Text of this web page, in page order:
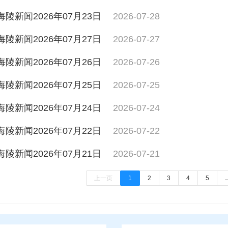
陵新闻2026年07月23日 2026-07-28
陵新闻2026年07月27日 2026-07-27
陵新闻2026年07月26日 2026-07-26
陵新闻2026年07月25日 2026-07-25
陵新闻2026年07月24日 2026-07-24
陵新闻2026年07月22日 2026-07-22
陵新闻2026年07月21日 2026-07-21
上一页 1 2 3 4 5